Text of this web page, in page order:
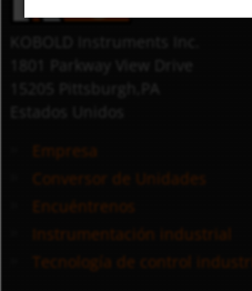
Empresa
Conversor de Unidades
Encuéntrenos
Instrumentación industrial
Tecnología de control